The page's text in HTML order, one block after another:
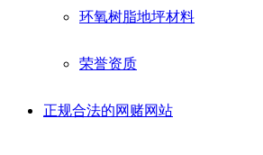
环氧树脂地坪材料
荣誉资质
正规合法的网赌网站